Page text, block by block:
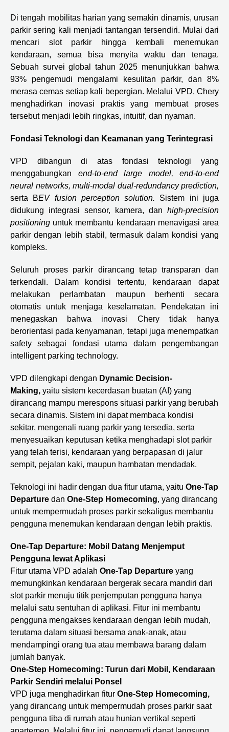
Di tengah mobilitas harian yang semakin dinamis, urusan
parkir sering kali menjadi tantangan tersendiri. Mulai dari
mencari slot parkir hingga kembali menemukan
kendaraan, semua bisa menyita waktu dan tenaga.
Sebuah survei global tahun 2025 menunjukkan bahwa
93% pengemudi mengalami kesulitan parkir, dan 8%
merasa cemas setiap kali bepergian. Melalui VPD, Chery
menghadirkan inovasi praktis yang membuat proses
tersebut menjadi lebih ringkas, intuitif, dan nyaman.
Fondasi Teknologi dan Keamanan yang Terintegrasi
VPD dibangun di atas fondasi teknologi yang
menggabungkan end-to-end large model, end-to-end
neural networks, multi-modal dual-redundancy prediction,
serta BEV fusion perception solution. Sistem ini juga
didukung integrasi sensor, kamera, dan high-precision
positioning untuk membantu kendaraan menavigasi area
parkir dengan lebih stabil, termasuk dalam kondisi yang
kompleks.
Seluruh proses parkir dirancang tetap transparan dan
terkendali. Dalam kondisi tertentu, kendaraan dapat
melakukan perlambatan maupun berhenti secara
otomatis untuk menjaga keselamatan. Pendekatan ini
menegaskan bahwa inovasi Chery tidak hanya
berorientasi pada kenyamanan, tetapi juga menempatkan
safety sebagai fondasi utama dalam pengembangan
intelligent parking technology.
VPD dilengkapi dengan Dynamic Decision-
Making, yaitu sistem kecerdasan buatan (AI) yang
dirancang mampu merespons situasi parkir yang berubah
secara dinamis. Sistem ini dapat membaca kondisi
sekitar, mengenali ruang parkir yang tersedia, serta
menyesuaikan keputusan ketika menghadapi slot parkir
yang telah terisi, kendaraan yang berpapasan di jalur
sempit, pejalan kaki, maupun hambatan mendadak.
Teknologi ini hadir dengan dua fitur utama, yaitu One-Tap
Departure dan One-Step Homecoming, yang dirancang
untuk mempermudah proses parkir sekaligus membantu
pengguna menemukan kendaraan dengan lebih praktis.
One-Tap Departure: Mobil Datang Menjemput
Pengguna lewat Aplikasi
Fitur utama VPD adalah One-Tap Departure yang
memungkinkan kendaraan bergerak secara mandiri dari
slot parkir menuju titik penjemputan pengguna hanya
melalui satu sentuhan di aplikasi. Fitur ini membantu
pengguna mengakses kendaraan dengan lebih mudah,
terutama dalam situasi bersama anak-anak, atau
mendampingi orang tua atau membawa barang dalam
jumlah banyak.
One-Step Homecoming: Turun dari Mobil, Kendaraan
Parkir Sendiri melalui Ponsel
VPD juga menghadirkan fitur One-Step Homecoming,
yang dirancang untuk mempermudah proses parkir saat
pengguna tiba di rumah atau hunian vertikal seperti